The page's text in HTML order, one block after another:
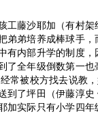
藤沙耶加（有村架
弟弟培养成棒球手，
有内部升学的制度，
了全年级倒数第一也
常被校方找去说教
到了坪田（伊藤淳史
加实际只有小学四